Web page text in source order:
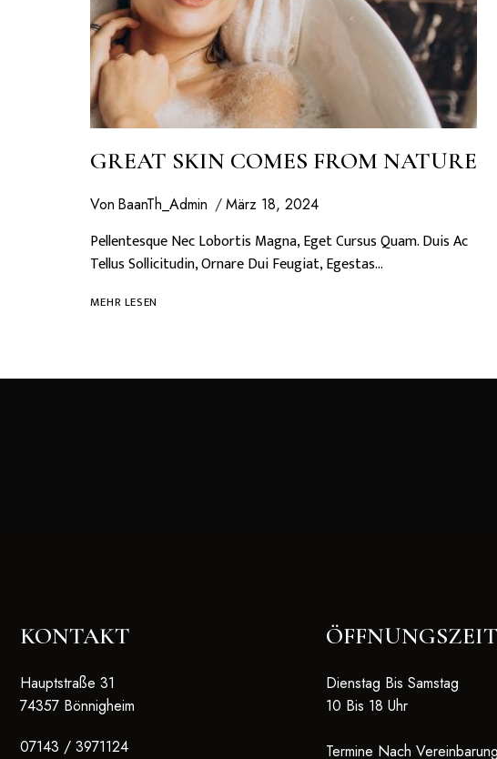
GREAT SKIN COMES FROM NATURE
Von BaanTh_Admin März 18, 2024
Pellentesque Nec Lobortis Magna, Eget Cursus Quam. Duis Ac
Tellus Sollicitudin, Ornare Dui Feugiat, Egestas…
MEHR LESEN
KONTAKT
Hauptstraße 31
74357 Bönnigheim
07143 / 3971124
Dienstag Bis Samstag
10 Bis 18 Uhr
Termine Nach Vereinbarung